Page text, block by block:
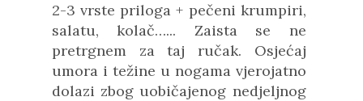
2-3 vrste priloga + pečeni krumpiri,
salatu, kolač…... Zaista se ne
pretrgnem za taj ručak. Osjećaj
umora i težine u nogama vjerojatno
dolazi zbog uobičajenog nedjeljnog